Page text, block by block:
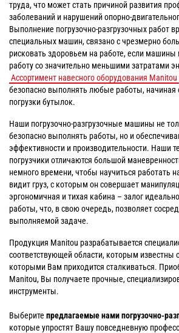
труда, что может стать причиной развития
заболеваний и нарушений опорно-
Выполнение погрузочно-разгрузочных работ
специальных машин, связано с чрезмерно
рисковать здоровьем на работе, если
работу со значительно меньшими затратами
Ассортимент навесного оборудования Manitou
безопасно выполнять любые работы, начиная
погрузки бутылок.
Наши погрузочно-разгрузочные машины не
безопасно выполнять работы, но и
эффективности и производительности. Наши
погрузчики отличаются большой
немного времени, чтобы научиться работать
видит груз, с которым он совершает
эргономичная и тихая кабина – залог
работы, что, в свою очередь, позволяет
выполняемой задаче.
Продукция Manitou разрабатывается
соответствующей области, которым известны
которыми Вам приходится сталкиваться.
Manitou, Вы получаете прочные,
инструменты.
Выберите предлагаемые нами погрузочно-
которые упростят Вашу повседневную